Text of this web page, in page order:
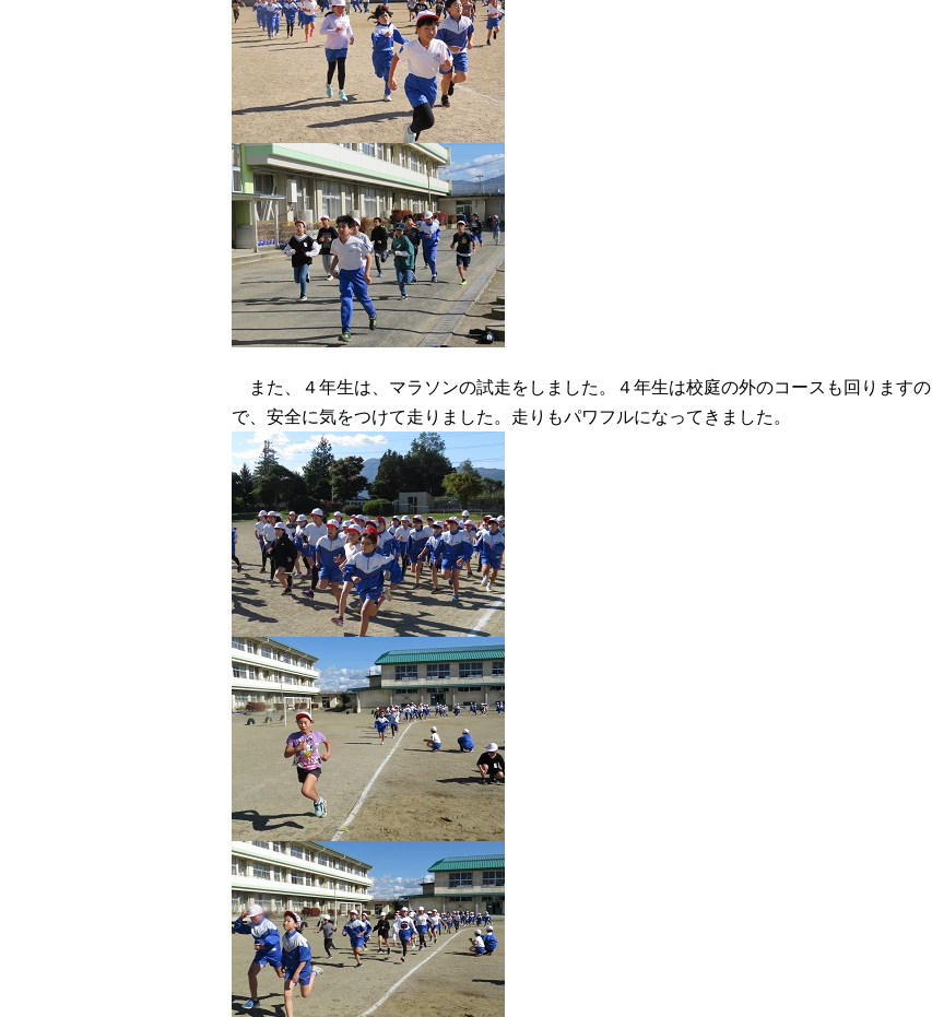
また、４年生は、マラソンの試走をしました。４年生は校庭の外のコースも回りますの
で、安全に気をつけて走りました。走りもパワフルになってきました。